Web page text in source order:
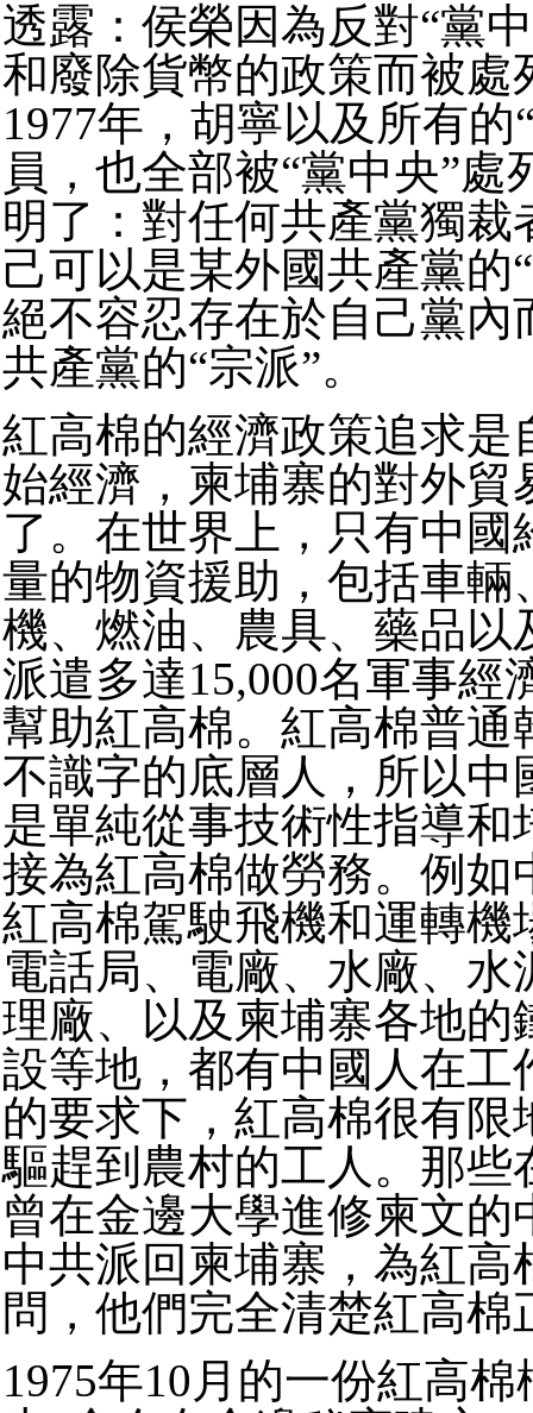
透露：侯榮因為反對“黨
和廢除貨幣的政策而被處
1977年，胡寧以及所有的
員，也全部被“黨中央”處
明了：對任何共產黨獨裁
己可以是某外國共產黨的
絕不容忍存在於自己黨內
共產黨的“宗派”。
紅高棉的經濟政策追求是
始經濟，柬埔寨的對外貿
了。在世界上，只有中國
量的物資援助，包括車輛
機、燃油、農具、藥品以
派遣多達15,000名軍事經
幫助紅高棉。紅高棉普通
不識字的底層人，所以中
是單純從事技術性指導和
接為紅高棉做勞務。例如
紅高棉駕駛飛機和運轉機
電話局、電廠、水廠、水
理廠、以及柬埔寨各地的
設等地，都有中國人在工
的要求下，紅高棉很有限
驅趕到農村的工人。那些
曾在金邊大學進修柬文的
中共派回柬埔寨，為紅高
問，他們完全清楚紅高棉
1975年10月的一份紅高